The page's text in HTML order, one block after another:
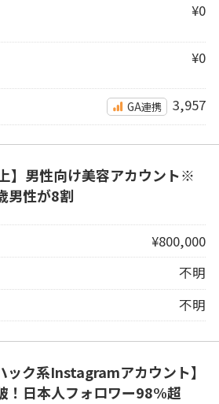
¥0
¥0
GA連携 3,957
】男性向け美容アカウント※
男性が8割
¥800,000
不明
不明
ック系Instagramアカウント】
！日本人フォロワー98%超